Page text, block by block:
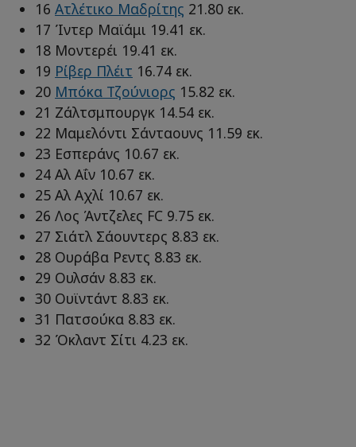
16 Ατλέτικο Μαδρίτης 21.80 εκ.
17 Ίντερ Μαϊάμι 19.41 εκ.
18 Μοντερέι 19.41 εκ.
19 Ρίβερ Πλέιτ 16.74 εκ.
20 Μπόκα Τζούνιορς 15.82 εκ.
21 Ζάλτσμπουργκ 14.54 εκ.
22 Μαμελόντι Σάνταουνς 11.59 εκ.
23 Εσπεράνς 10.67 εκ.
24 Αλ Αΐν 10.67 εκ.
25 Αλ Αχλί 10.67 εκ.
26 Λος Άντζελες FC 9.75 εκ.
27 Σιάτλ Σάουντερς 8.83 εκ.
28 Ουράβα Ρεντς 8.83 εκ.
29 Ουλσάν 8.83 εκ.
30 Ουϊντάντ 8.83 εκ.
31 Πατσούκα 8.83 εκ.
32 Όκλαντ Σίτι 4.23 εκ.